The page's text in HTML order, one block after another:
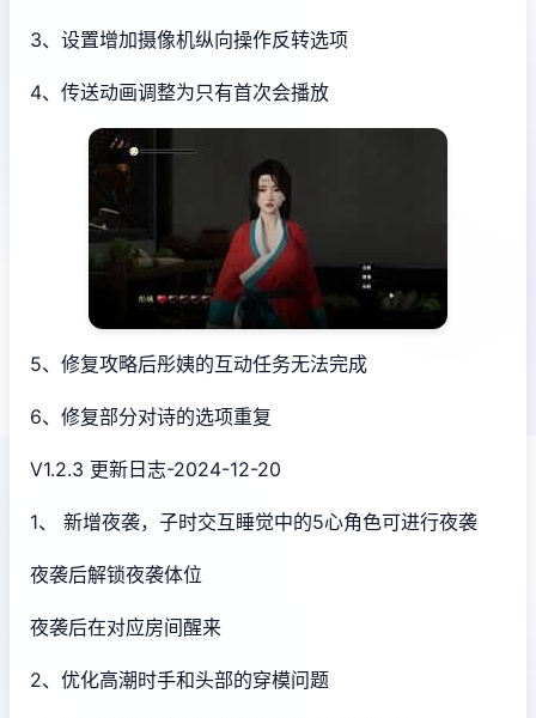
3、设置增加摄像机纵向操作反转选项
4、传送动画调整为只有首次会播放
5、修复攻略后彤姨的互动任务无法完成
6、修复部分对诗的选项重复
V1.2.3 更新日志-2024-12-20
1、 新增夜袭，子时交互睡觉中的5心角色可进行夜袭
夜袭后解锁夜袭体位
夜袭后在对应房间醒来
2、优化高潮时手和头部的穿模问题